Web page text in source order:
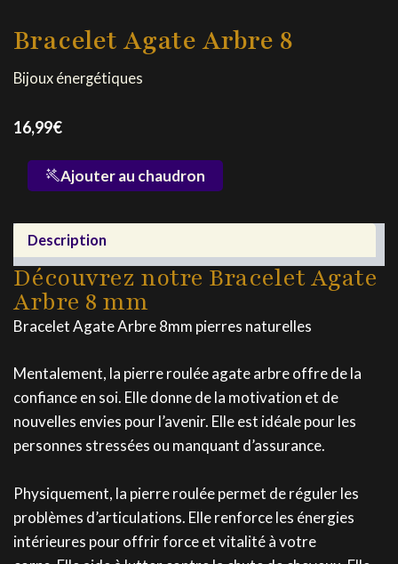
Bracelet Agate Arbre 8
Bijoux énergétiques
16,99€
quantité
Agate
Arbre
8
Ajouter au chaudron
Description
Découvrez notre Bracelet Agate
Arbre 8 mm
Bracelet Agate Arbre 8mm pierres naturelles
Mentalement, la pierre roulée agate arbre offre de la
confiance en soi. Elle donne de la motivation et de
nouvelles envies pour l’avenir. Elle est idéale pour les
personnes stressées ou manquant d’assurance.
Physiquement, la pierre roulée permet de réguler les
problèmes d’articulations. Elle renforce les énergies
intérieures pour offrir force et vitalité à votre